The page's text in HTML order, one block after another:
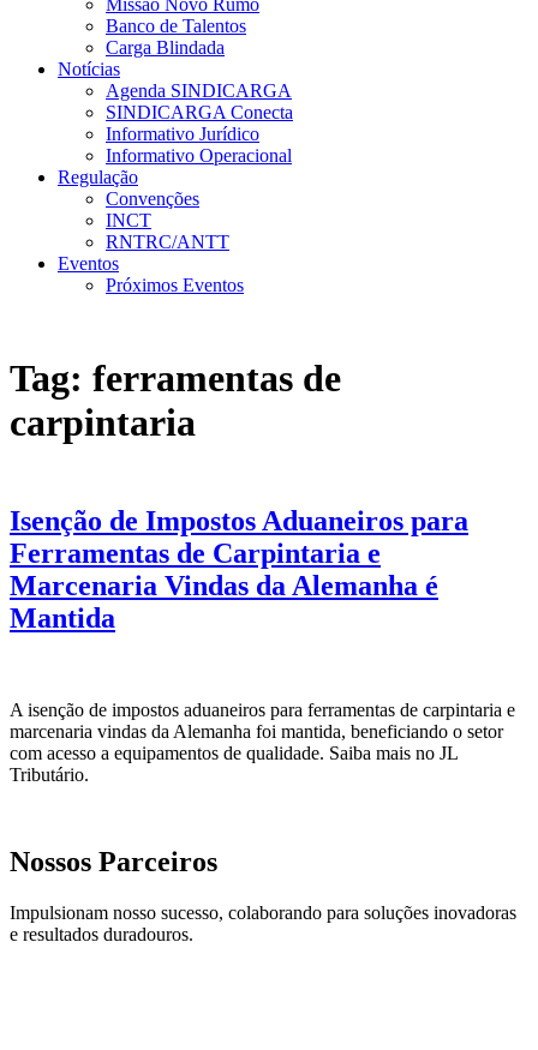
Missão Novo Rumo
Banco de Talentos
Carga Blindada
Notícias
Agenda SINDICARGA
SINDICARGA Conecta
Informativo Jurídico
Informativo Operacional
Regulação
Convenções
INCT
RNTRC/ANTT
Eventos
Próximos Eventos
Tag: ferramentas de
carpintaria
Isenção de Impostos Aduaneiros para
Ferramentas de Carpintaria e
Marcenaria Vindas da Alemanha é
Mantida
A isenção de impostos aduaneiros para ferramentas de carpintaria e
marcenaria vindas da Alemanha foi mantida, beneficiando o setor
com acesso a equipamentos de qualidade. Saiba mais no JL
Tributário.
Nossos Parceiros
Impulsionam nosso sucesso, colaborando para soluções inovadoras
e resultados duradouros.